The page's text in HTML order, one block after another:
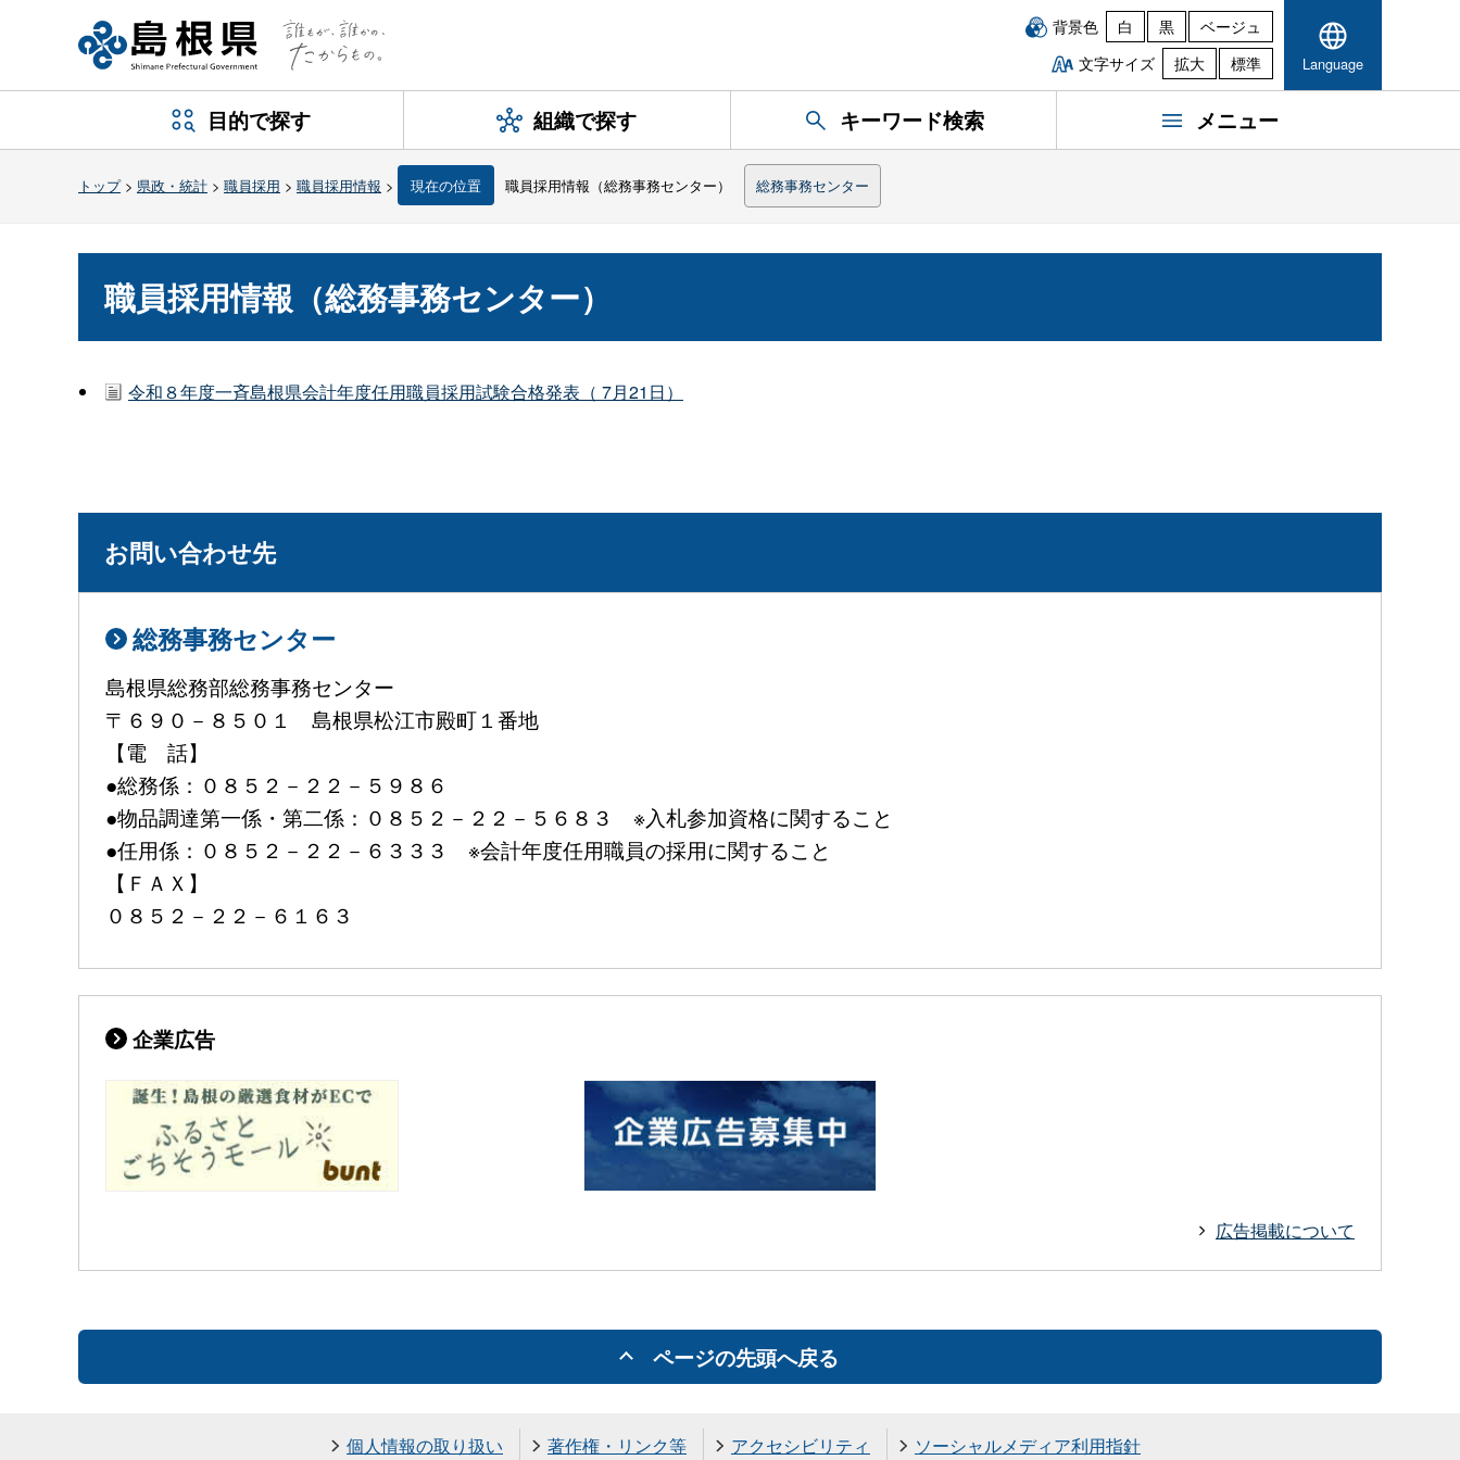
背景色 白 黒
ベージュ
文字サイズ
拡大 標準 Language
目的で探す 組織で探す キーワード検索 メニュー
トップ> 県政・統計 > 職員採用 > 職員採用情報 > 現在の位置 職員採用情報（総務事務センター） 総務事務センター
職員採用情報（総務事務センター）
令和８年度一斉島根県会計年度任用職員採用試験合格発表（ 7月21日）
お問い合わせ先
総務事務センター
島根県総務部総務事務センター
〒６９０－８５０１ 島根県松江市殿町１番地
【電 話】
●総務係：０８５２－２２－５９８６
●物品調達第一係・第二係：０８５２－２２－５６８３ ※入札参加資格に関すること
●任用係：０８５２－２２－６３３３ ※会計年度任用職員の採用に関すること
【ＦＡＸ】
０８５２－２２－６１６３
企業広告
広告掲載について
ページの先頭へ戻る
個人情報の取り扱い 著作権・リンク等 アクセシビリティ ソーシャルメディア利用指針